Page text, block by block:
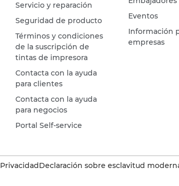
Servicio y reparación
Seguridad de producto
Términos y condiciones
de la suscripción de
tintas de impresora
Contacta con la ayuda
para clientes
Contacta con la ayuda
para negocios
Portal Self-service
Eventos
Información
empresas
PrivacidadDeclaración sobre esclavitud